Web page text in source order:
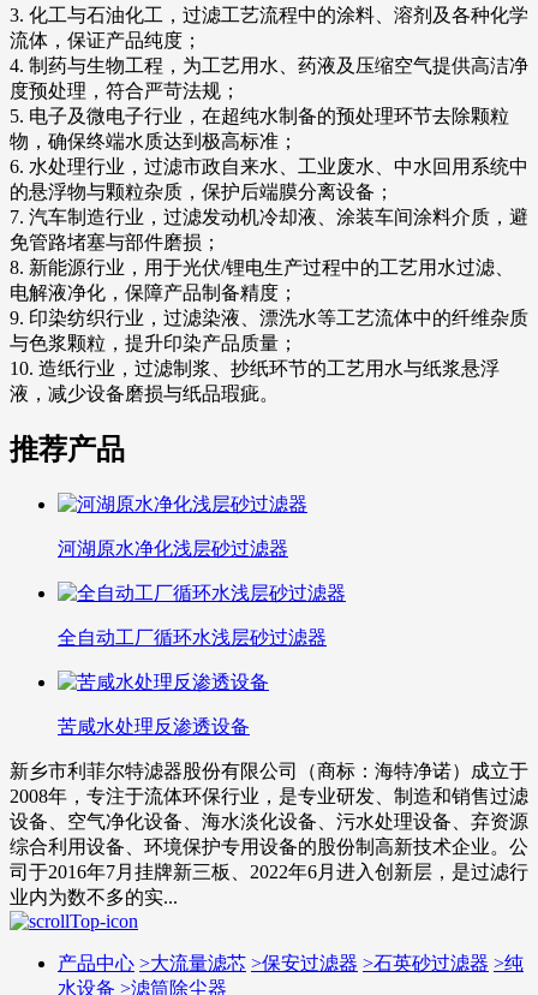
3. 化工与石油化工，过滤工艺流程中的涂料、溶剂及各种化学
流体，保证产品纯度；
4. 制药与生物工程，为工艺用水、药液及压缩空气提供高洁净
度预处理，符合严苛法规；
5. 电子及微电子行业，在超纯水制备的预处理环节去除颗粒
物，确保终端水质达到极高标准；
6. 水处理行业，过滤市政自来水、工业废水、中水回用系统中
的悬浮物与颗粒杂质，保护后端膜分离设备；
7. 汽车制造行业，过滤发动机冷却液、涂装车间涂料介质，避
免管路堵塞与部件磨损；
8. 新能源行业，用于光伏/锂电生产过程中的工艺用水过滤、
电解液净化，保障产品制备精度；
9. 印染纺织行业，过滤染液、漂洗水等工艺流体中的纤维杂质
与色浆颗粒，提升印染产品质量；
10. 造纸行业，过滤制浆、抄纸环节的工艺用水与纸浆悬浮
液，减少设备磨损与纸品瑕疵。
推荐产品
河湖原水净化浅层砂过滤器
全自动工厂循环水浅层砂过滤器
苦咸水处理反渗透设备
新乡市利菲尔特滤器股份有限公司（商标：海特净诺）成立于
2008年，专注于流体环保行业，是专业研发、制造和销售过滤
设备、空气净化设备、海水淡化设备、污水处理设备、弃资源
综合利用设备、环境保护专用设备的股份制高新技术企业。公
司于2016年7月挂牌新三板、2022年6月进入创新层，是过滤行
业内为数不多的实...
产品中心 >大流量滤芯 >保安过滤器 >石英砂过滤器 >纯
水设备 >滤筒除尘器